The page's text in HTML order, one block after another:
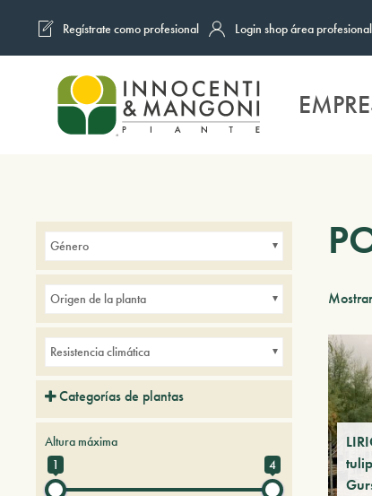
Skip to main content
Regístrate como profesional Login shop área profesional
Género
Origen de la planta
Resistencia climática
Categorías de plantas
Altura máxima
1
4